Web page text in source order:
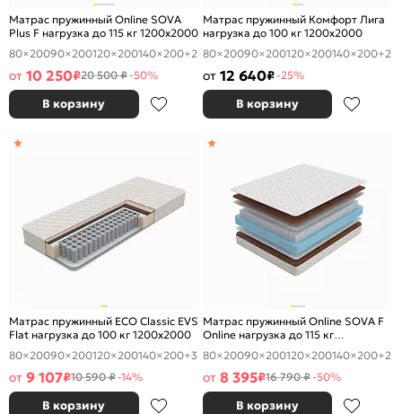
Матрас пружинный Online SOVA
Plus F нагрузка до 115 кг 1200x2000
80×20090×200120×200140×200+2
от 10 250₽20 500 ₽-50%
В корзину
Матрас пружинный Комфорт Лига
нагрузка до 100 кг 1200x2000
80×20090×200120×200140×200+2
от 12 640₽-25%
В корзину
Матрас пружинный ECO Classic EVS
Flat нагрузка до 100 кг 1200x2000
80×20090×200120×200140×200+3
от 9 107₽10 590 ₽-14%
В корзину
Матрас пружинный Online SOVA F
Online нагрузка до 115 кг
1200x2000
80×20090×200120×200140×200+2
от 8 395₽16 790 ₽-50%
В корзину